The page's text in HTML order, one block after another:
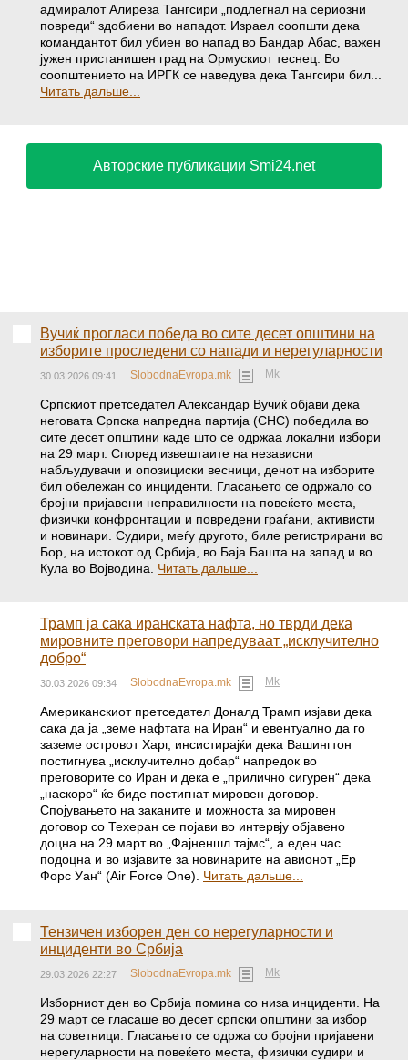
адмиралот Алиреза Тангсири „подлегнал на сериозни
повреди“ здобиени во нападот. Израел соопшти дека
командантот бил убиен во напад во Бандар Абас, важен
јужен пристанишен град на Ормускиот теснец. Во
соопштението на ИРГК се наведува дека Тангсири бил...
Читать дальше...
Авторские публикации Smi24.net
Вучиќ прогласи победа во сите десет општини на
изборите проследени со напади и нерегуларности
30.03.2026 09:41 SlobodnaEvropa.mk Mk
Српскиот претседател Александар Вучиќ објави дека
неговата Српска напредна партија (СНС) победила во
сите десет општини каде што се одржаа локални избори
на 29 март. Според извештаите на независни
набљудувачи и опозициски весници, денот на изборите
бил обележан со инциденти. Гласањето се одржало со
бројни пријавени неправилности на повеќето места,
физички конфронтации и повредени граѓани, активисти
и новинари. Судири, меѓу другото, биле регистрирани во
Бор, на истокот од Србија, во Баја Башта на запад и во
Кула во Војводина. Читать дальше...
Трамп ја сака иранската нафта, но тврди дека
мировните преговори напредуваат „исклучително
добро“
30.03.2026 09:34 SlobodnaEvropa.mk Mk
Американскиот претседател Доналд Трамп изјави дека
сака да ја „земе нафтата на Иран“ и евентуално да го
заземе островот Харг, инсистирајќи дека Вашингтон
постигнува „исклучително добар“ напредок во
преговорите со Иран и дека е „прилично сигурен“ дека
„наскоро“ ќе биде постигнат мировен договор.
Спојувањето на заканите и можноста за мировен
договор со Техеран се појави во интервју објавено
доцна на 29 март во „Фајненшл тајмс“, а еден час
подоцна и во изјавите за новинарите на авионот „Ер
Форс Уан“ (Air Force One). Читать дальше...
Тензичен изборен ден со нерегуларности и
инциденти во Србија
29.03.2026 22:27 SlobodnaEvropa.mk Mk
Изборниот ден во Србија помина со низа инциденти. На
29 март се гласаше во десет српски општини за избор
на советници. Гласањето се одржа со бројни пријавени
нерегуларности на повеќето места, физички судири и